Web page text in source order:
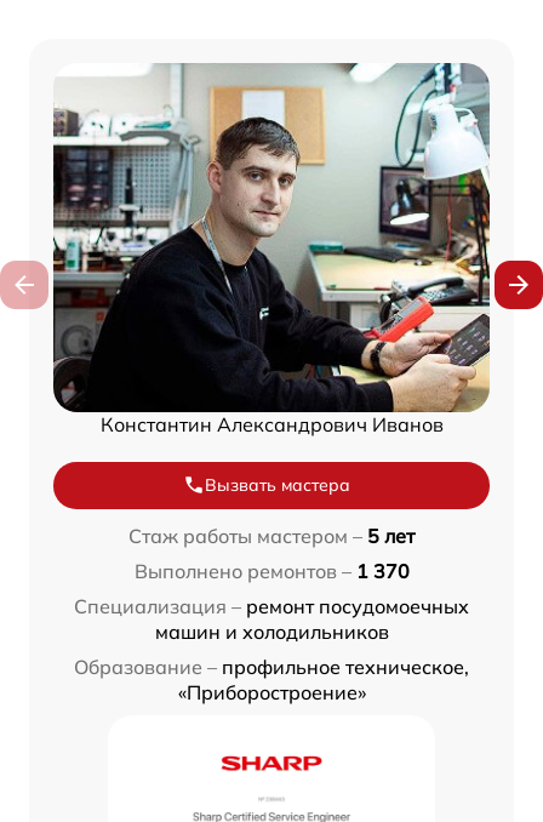
Константин Александрович Иванов
Вызвать мастера
Стаж работы мастером – 5 лет
Выполнено ремонтов – 1 370
Специализация – ремонт посудомоечных
машин и холодильников
Образование – профильное техническое,
«Приборостроение»